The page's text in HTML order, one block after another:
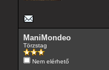
ManiMondeo
Törzstag
Nem elérhető